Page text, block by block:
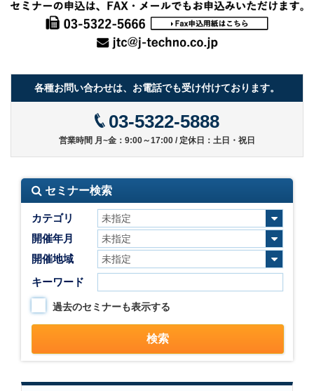
各種お問い合わせは、お電話でも受け付けております。
03-5322-5888
営業時間 月~金：9:00～17:00 / 定休日：土日・祝日
セミナー検索
カテゴリ
開催年月
開催地域
キーワード
過去のセミナーも表示する